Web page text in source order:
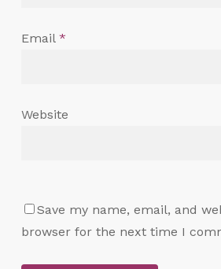
Email *
Website
Save my name, email, and
browser for the next time I